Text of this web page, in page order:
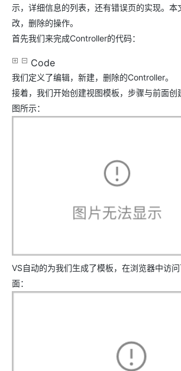
示，详细信息的列表，还有错误页的实现。本
改，删除的操作。
首先我们来完成Controller的代码：
Code
我们定义了编辑，新建，删除的Controller。
接着，我们开始创建视图模板，步骤与前面创
图所示：
VS自动的为我们生成了模板，在浏览器中访
面：